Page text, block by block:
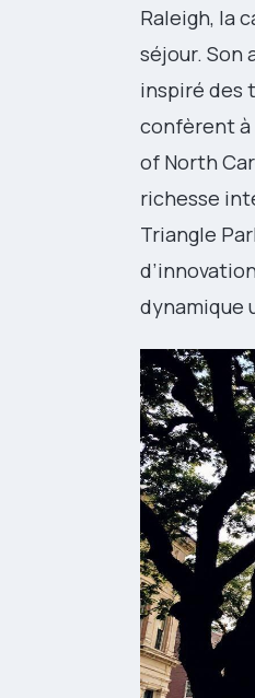
Raleigh, la
séjour. Son
inspiré des
confèrent à
of North
richesse
Triangle
dynamique